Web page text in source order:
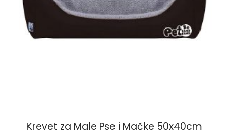
product
page
Krevet za Male Pse i Mačke 50x40cm